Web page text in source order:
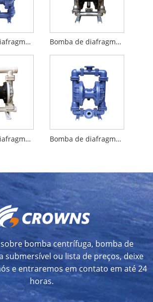
Bomba de diafragma de ferro fundido em ferro fundido Bomba de diafragma de aço inoxidável
Bomba de diafragma pneumática de plástico PP Bomba de diafragma com dosagem de fluorina
bomba centrífuga, bomba de
submersível ou lista de preços, deixe
e entraremos em contato em até 24
horas.